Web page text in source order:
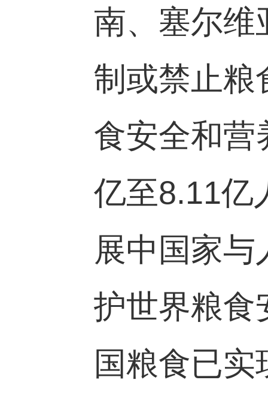
南、塞尔维
制或禁止粮
食安全和营
亿至8.11亿
展中国家
护世界粮食
国粮食已实